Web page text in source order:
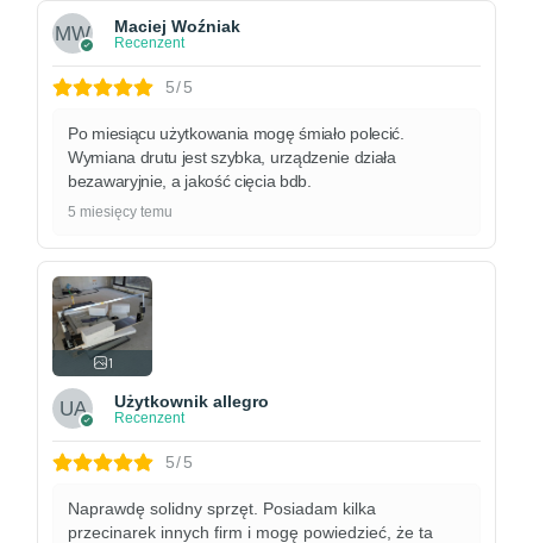
Maciej Woźniak
Recenzent
5/5
Po miesiącu użytkowania mogę śmiało polecić.
Wymiana drutu jest szybka, urządzenie działa
bezawaryjnie, a jakość cięcia bdb.
5 miesięcy temu
1
Użytkownik allegro
Recenzent
5/5
Naprawdę solidny sprzęt. Posiadam kilka
przecinarek innych firm i mogę powiedzieć, że ta